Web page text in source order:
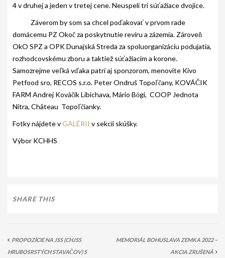
4 v druhej a jeden v tretej cene. Neuspeli tri súťažiace dvojice.
Záverom by som sa chcel poďakovať v prvom rade
domácemu PZ Okoč za poskytnutie revíru a zázemia. Zároveň
OkO SPZ a OPK Dunajská Streda za spoluorganizáciu podujatia,
rozhodcovskému zboru a taktiež súťažiacim a korone.
Samozrejme veľká vďaka patrí aj sponzorom, menovite Kivo
Petfood sro, RECOS s.r.o. Peter Ondruš Topoľčany, KOVÁČIK
FARM Andrej Kováčik Libichava, Mário Bӧgi, COOP Jednota
Nitra, Château Topoľčianky.
Fotky nájdete vGALÉRII v sekcii skúšky.
Výbor KCHHS
SHARE THIS
PROPOZÍCIE NA JSS (CHJSS
HRUBOSRSTÝCH STAVAČOV) S
MEMORIÁL BOHUSLAVA ZEMKA 2022 –
AKCIA ZRUŠENÁ